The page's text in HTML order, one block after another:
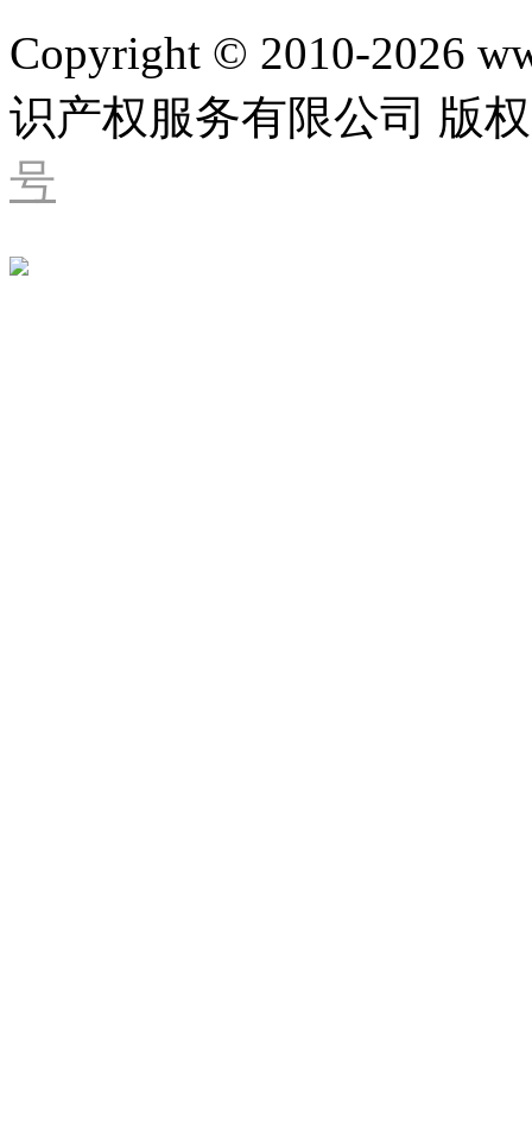
Copyright © 2010-2026
识产权服务有限公司 版
号